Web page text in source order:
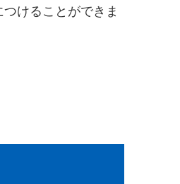
けることができま